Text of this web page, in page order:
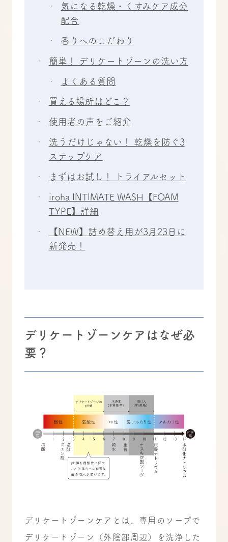
気になる乾燥・くすみケア成分
配合
香りへのこだわり
簡単！ デリケートゾーンの洗い方
よくある質問
買える場所はどこ？
使用者の声をご紹介
洗うだけじゃない！ 乾燥を防ぐ3
ステップケア
まずはお試し！ トライアルセット
iroha INTIMATE WASH【FOAM
TYPE】詳細
【NEW】詰め替え用が3月23日に
新発売！
デリケートゾーンケアはなぜ必
要？
デリケートゾーンケアとは、専用のソープで
デリケートゾーン（外陰部周辺）を洗浄した